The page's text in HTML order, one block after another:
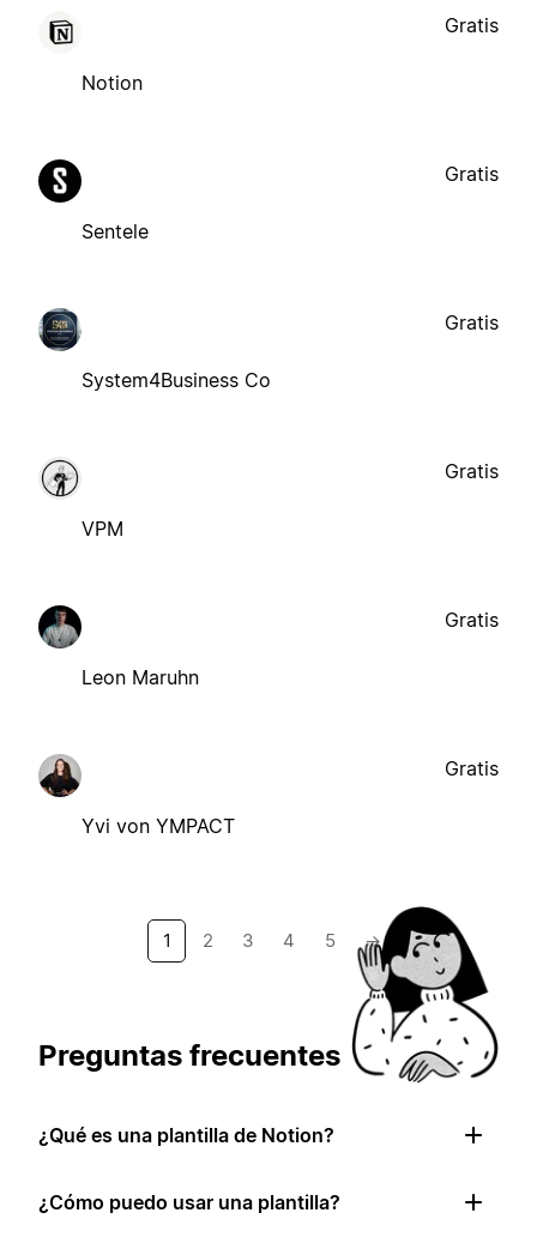
Notion
Gratis
Sentele
Gratis
System4Business Co
Gratis
VPM
Gratis
Leon Maruhn
Gratis
Yvi von YMPACT
Gratis
1 2 3 4 5 →
Preguntas frecuentes
¿Qué es una plantilla de Notion?
¿Cómo puedo usar una plantilla?